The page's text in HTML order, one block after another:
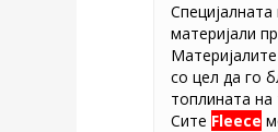
Специјалната
материјали
со цел да го
топлината
Сите Fleece